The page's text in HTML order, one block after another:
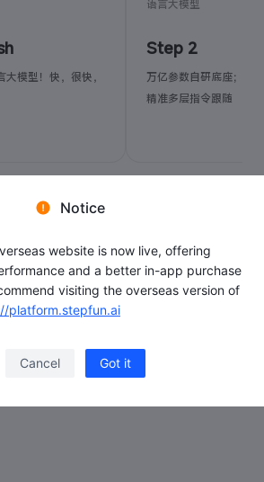
模型！快，很快，
语言大模型
Step 2
万亿参数自研底座；深
精准多层指令跟随
中心 了解定价
Notice
website is now live, offering
and a better in-app purchase
visiting the overseas version of
platform.stepfun.ai
Cancel Got it